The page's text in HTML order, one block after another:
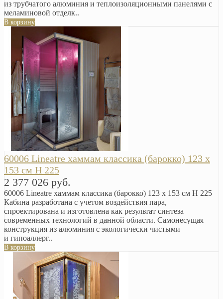
из трубчатого алюминия и теплоизоляционными панелями с
меламиновой отделк..
В корзину
60006 Lineatre хаммам классика (барокко) 123 x
153 см H 225
2 377 026 руб.
60006 Lineatre хаммам классика (барокко) 123 x 153 см H 225
Кабина разработана с учетом воздействия пара,
спроектирована и изготовлена как результат синтеза
современных технологий в данной области. Самонесущая
конструкция из алюминия с экологически чистыми
и гипоаллерг..
В корзину